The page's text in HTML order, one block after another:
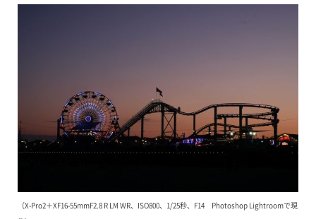
（X-Pro2＋XF16-55mmF2.8 R LM WR、ISO800、1/25秒、F14 Photoshop Lightroomで現